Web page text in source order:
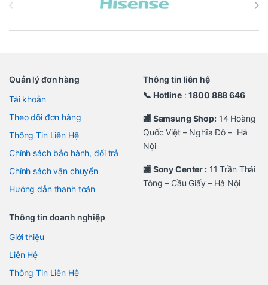
Quản lý đơn hàng
Tài khoản
Theo dõi đơn hàng
Thông Tin Liên Hệ
Chính sách bảo hành, đổi trả
Chính sách vận chuyển
Hướng dẫn thanh toán
Thông tin liên hệ
📞 Hotline:1800 888 646
🏬 Samsung Shop:14 Hoàng
Quốc Việt – Nghĩa Đô – Hà
Nội
🏬 Sony Center :11 Trần Thái
Tông – Cầu Giấy – Hà Nội
Thông tin doanh nghiệp
Giới thiệu
Liên Hệ
Thông Tin Liên Hệ